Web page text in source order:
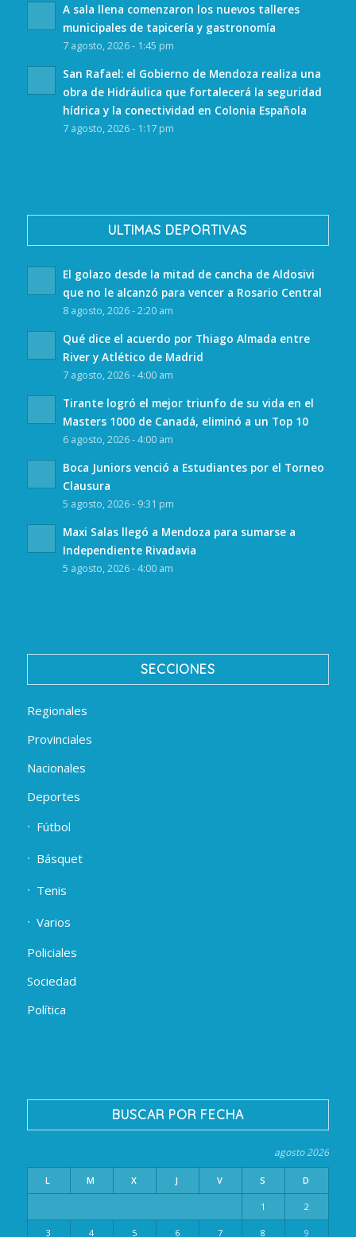
A sala llena comenzaron los nuevos talleres
municipales de tapicería y gastronomía
7 agosto, 2026 - 1:45 pm
San Rafael: el Gobierno de Mendoza realiza una
obra de Hidráulica que fortalecerá la seguridad
hídrica y la conectividad en Colonia Española
7 agosto, 2026 - 1:17 pm
ULTIMAS DEPORTIVAS
El golazo desde la mitad de cancha de Aldosivi
que no le alcanzó para vencer a Rosario Central
8 agosto, 2026 - 2:20 am
Qué dice el acuerdo por Thiago Almada entre
River y Atlético de Madrid
7 agosto, 2026 - 4:00 am
Tirante logró el mejor triunfo de su vida en el
Masters 1000 de Canadá, eliminó a un Top 10
6 agosto, 2026 - 4:00 am
Boca Juniors venció a Estudiantes por el Torneo
Clausura
5 agosto, 2026 - 9:31 pm
Maxi Salas llegó a Mendoza para sumarse a
Independiente Rivadavia
5 agosto, 2026 - 4:00 am
SECCIONES
Regionales
Provinciales
Nacionales
Deportes
Fútbol
Básquet
Tenis
Varios
Policiales
Sociedad
Política
BUSCAR POR FECHA
agosto 2026
L M X J V S D
1 2
3 4 5 6 7 8 9